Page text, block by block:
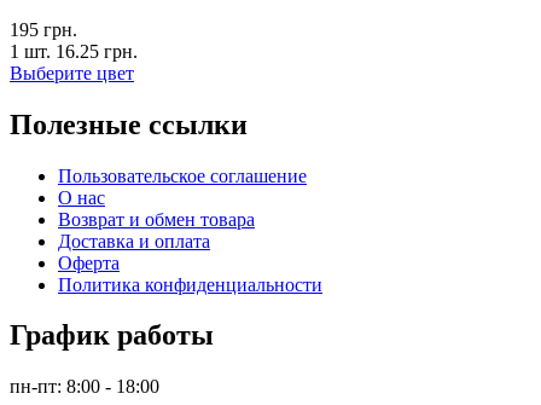
195 грн.
1 шт. 16.25 грн.
Выберите цвет
Полезные ссылки
Пользовательское соглашение
О нас
Возврат и обмен товара
Доставка и оплата
Оферта
Политика конфиденциальности
График работы
пн-пт: 8:00 - 18:00